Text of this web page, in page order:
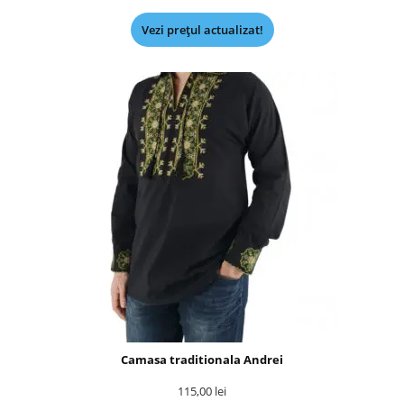
Vezi prețul actualizat!
Camasa traditionala Andrei
115,00 lei